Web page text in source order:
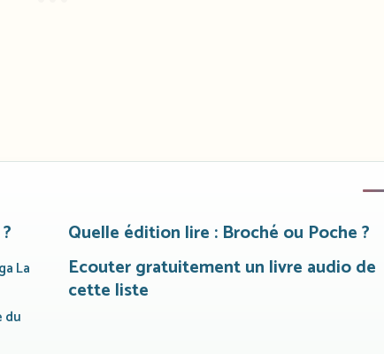
La
du
Quelle édition lire : Broché ou Poche ?
Ecouter gratuitement un livre audio de
cette liste